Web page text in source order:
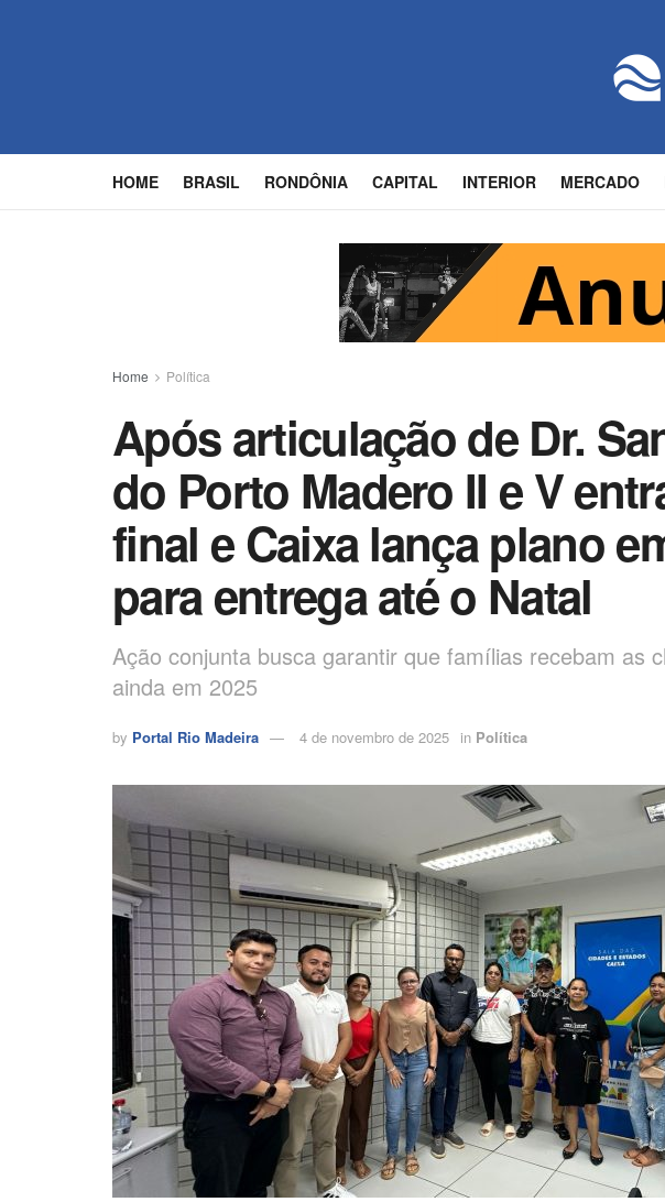
HOME BRASIL RONDÔNIA CAPITAL INTERIOR MERCADO
Home Política
Após articulação de Dr.
do Porto Madero II e V
final e Caixa lança plano
para entrega até o Natal
Ação conjunta busca garantir que famílias recebam as
ainda em 2025
by Portal Rio Madeira 4 de novembro de 2025 in Política